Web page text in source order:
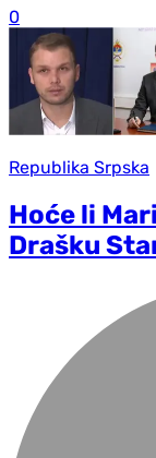
0
Republika Srpska
Hoće li
Drašku